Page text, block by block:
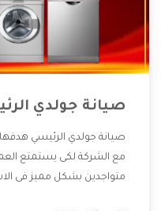
صيانة جولدي
صيانة جولدي الرئيسي
مع الشركة لكى يستمتع
متواجدين بشكل مميز فى